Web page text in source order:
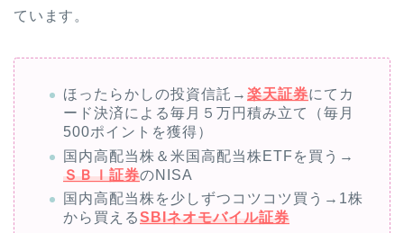
ています。
ほったらかしの投資信託→ 楽天証券にてカ
ード決済による毎月５万円積み立て（毎月
500ポイントを獲得）
国内高配当株＆米国高配当株ETFを買う→
ＳＢＩ証券のNISA
国内高配当株を少しずつコツコツ買う→1株
から買えるSBIネオモバイル証券